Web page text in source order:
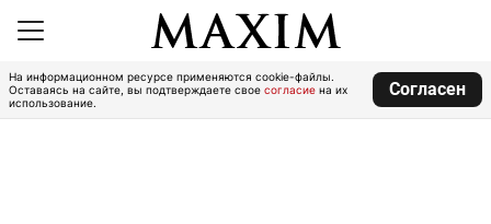
На информационном ресурсе применяются cookie-файлы.
Оставаясь на сайте, вы подтверждаете свое согласие на их
использование.
Согласен